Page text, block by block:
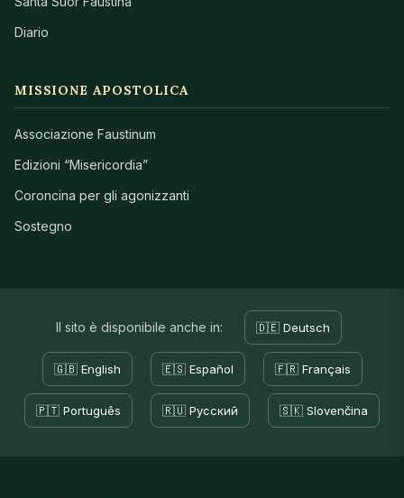
Diario
MISSIONE APOSTOLICA
Associazione Faustinum
Edizioni “Misericordia”
Coroncina per gli agonizzanti
Sostegno
Il sito è disponibile anche in: 🇩🇪 Deutsch
🇬🇧 English 🇪🇸 Español 🇫🇷 Français
🇵🇹 Português 🇷🇺 Русский 🇸🇰 Slovenčina